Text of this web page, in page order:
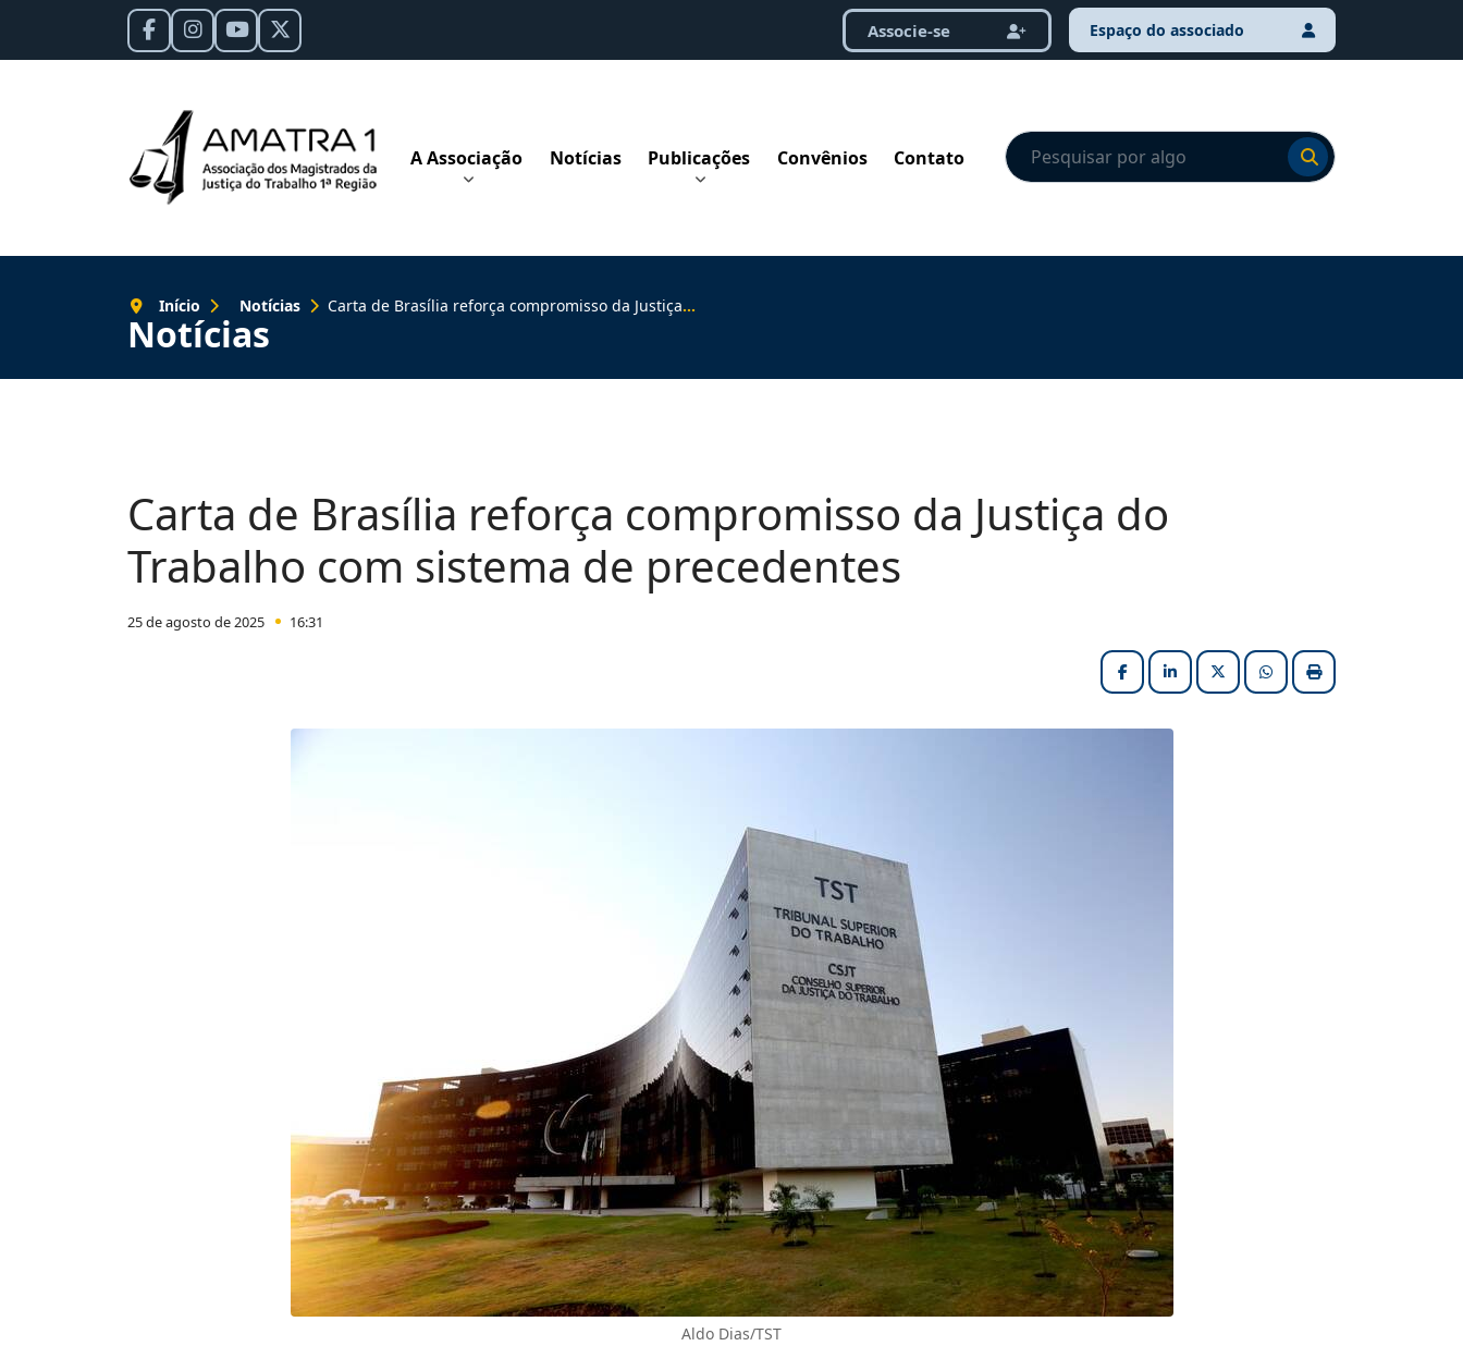
Espaço do associado
Associe-se
A Associação Notícias Publicações Convênios Contato
Ir para o resultado
Ir para o resultado
Notícias
Início Notícias Carta de Brasília reforça compromisso da Justiça do Trabalho com sistema de precedentes
Carta de Brasília reforça compromisso da Justiça do
Trabalho com sistema de precedentes
25 de agosto de 2025 16:31
FacebookLinkedInX (formerly Twitter)Imprimir matéria
Aldo Dias/TST